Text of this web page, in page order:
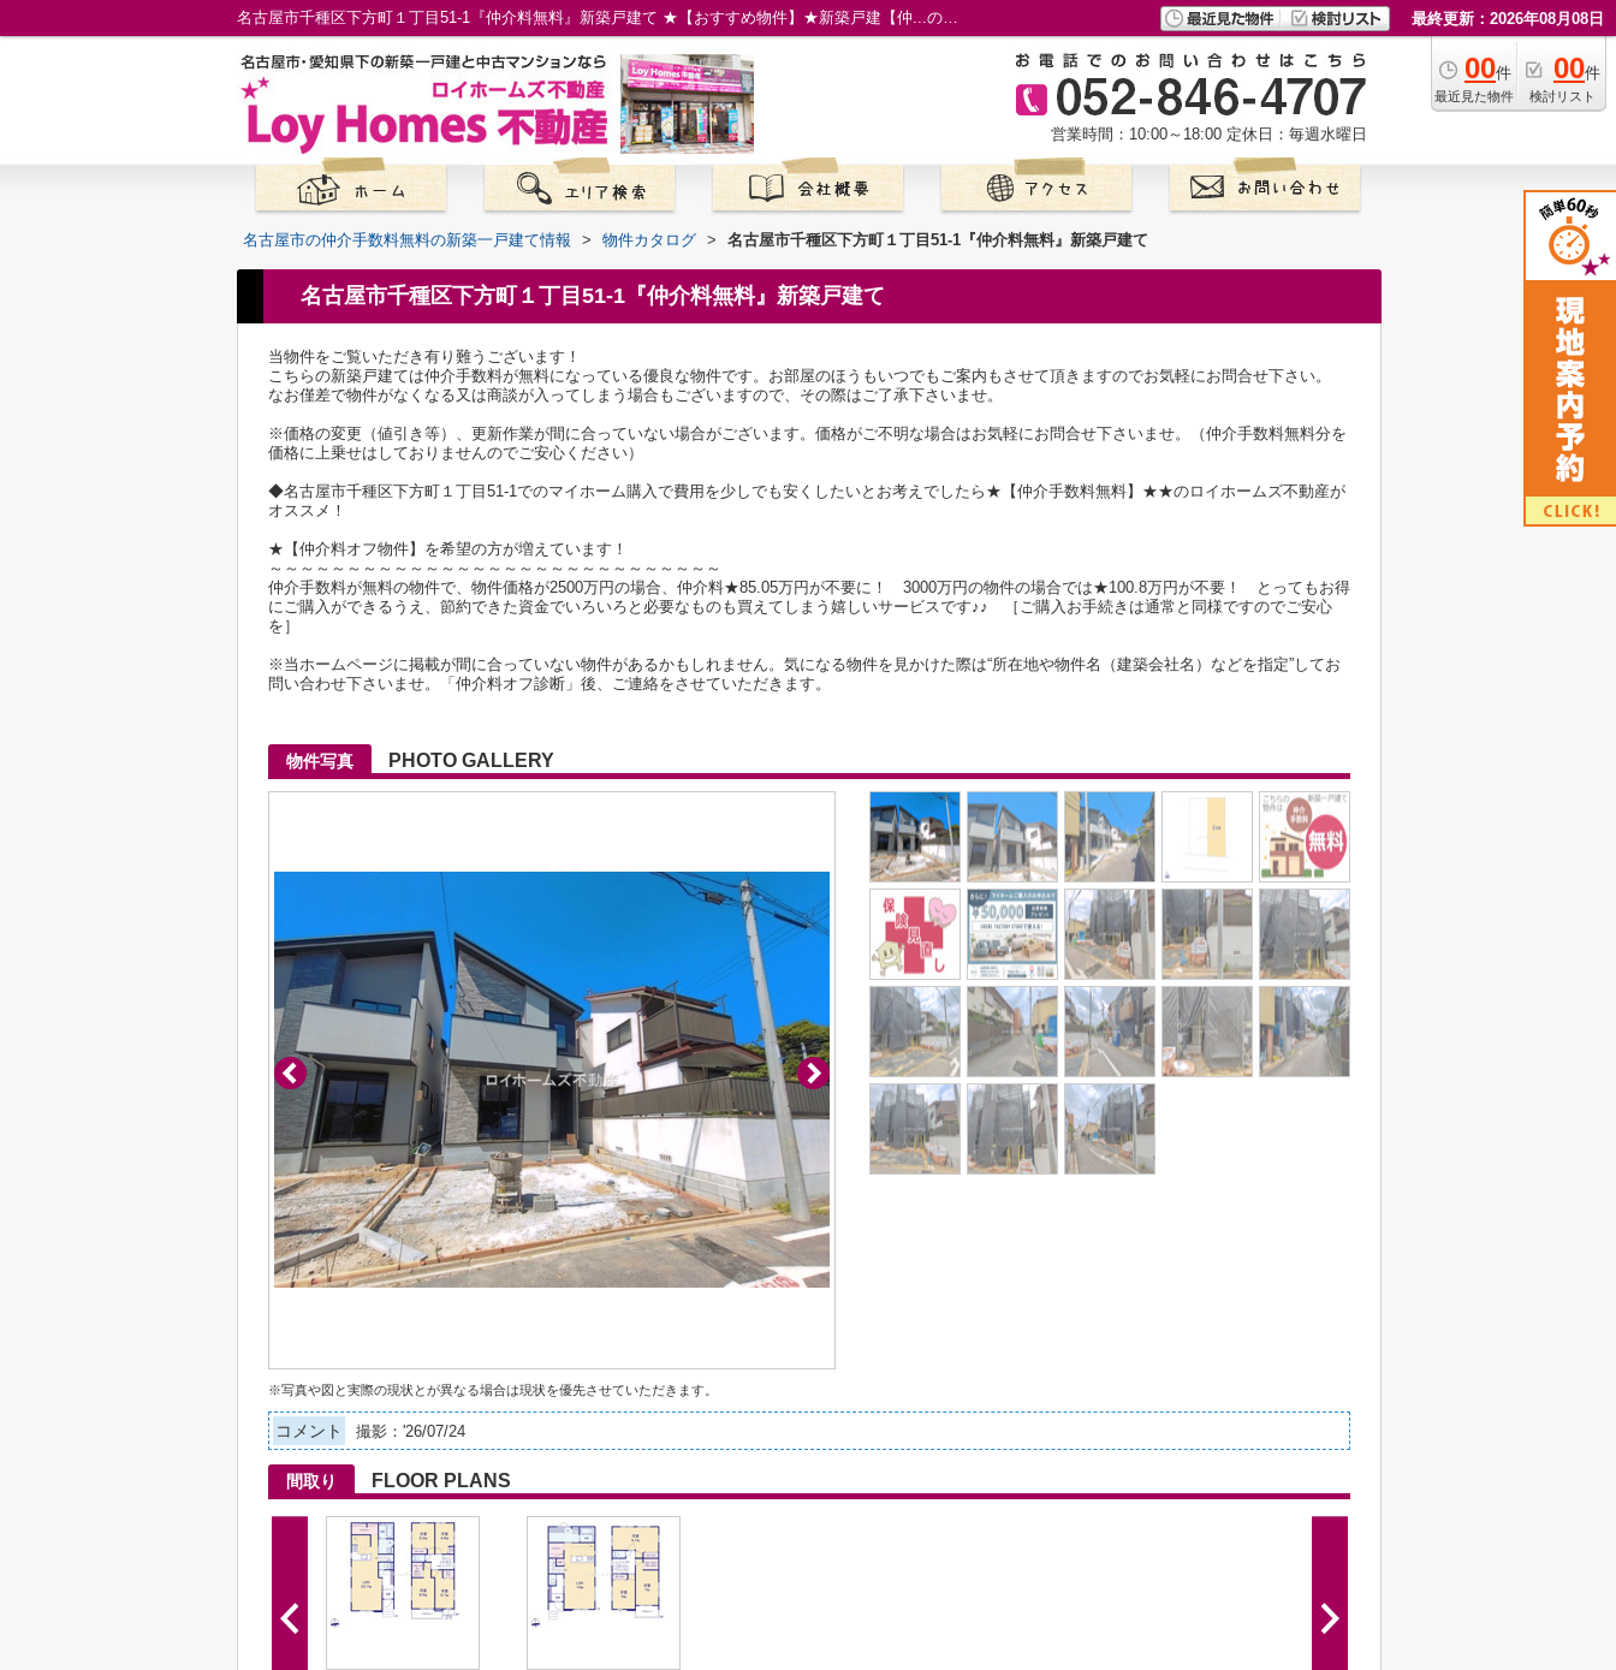
名古屋市千種区下方町１丁目51-1『仲介料無料』新築戸建て ★【おすすめ物件】★新築戸建【仲...の物件情報／名古屋市の仲介手数料無料の新築一戸建て／ロイホームズ不動産 最終更新：2026年08月08日
00件
最近見た物件
00件
検討リスト
営業時間：10:00～18:00 定休日：毎週水曜日
名古屋市の仲介手数料無料の新築一戸建て情報 > 物件カタログ > 名古屋市千種区下方町１丁目51-1『仲介料無料』新築戸建て
名古屋市千種区下方町１丁目51-1『仲介料無料』新築戸建て
当物件をご覧いただき有り難うございます！
こちらの新築戸建ては仲介手数料が無料になっている優良な物件です。お部屋のほうもいつでもご案内もさせて頂きますのでお気軽にお問合せ下さい。
なお僅差で物件がなくなる又は商談が入ってしまう場合もございますので、その際はご了承下さいませ。
※価格の変更（値引き等）、更新作業が間に合っていない場合がございます。価格がご不明な場合はお気軽にお問合せ下さいませ。（仲介手数料無料分を
価格に上乗せはしておりませんのでご安心ください）
◆名古屋市千種区下方町１丁目51-1でのマイホーム購入で費用を少しでも安くしたいとお考えでしたら★【仲介手数料無料】★★のロイホームズ不動産が
オススメ！
★【仲介料オフ物件】を希望の方が増えています！
～～～～～～～～～～～～～～～～～～～～～～～～～～～～～
仲介手数料が無料の物件で、物件価格が2500万円の場合、仲介料★85.05万円が不要に！ 3000万円の物件の場合では★100.8万円が不要！ とってもお得
にご購入ができるうえ、節約できた資金でいろいろと必要なものも買えてしまう嬉しいサービスです♪♪ ［ご購入お手続きは通常と同様ですのでご安心
を］
※当ホームページに掲載が間に合っていない物件があるかもしれません。気になる物件を見かけた際は“所在地や物件名（建築会社名）などを指定”してお
問い合わせ下さいませ。「仲介料オフ診断」後、ご連絡をさせていただきます。
物件写真 PHOTO GALLERY
※写真や図と実際の現状とが異なる場合は現状を優先させていただきます。
コメント 撮影：'26/07/24
間取り FLOOR PLANS